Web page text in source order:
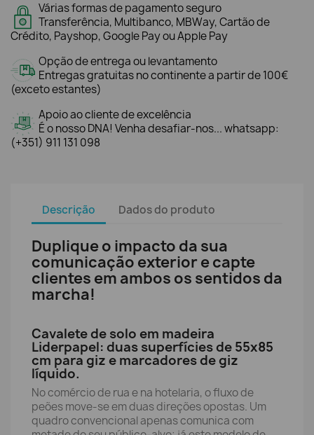
Várias formas de pagamento seguro
Transferência, Multibanco, MBWay, Cartão de
Crédito, Payshop, Google Pay ou Apple Pay
Opção de entrega ou levantamento
Entregas gratuitas no continente a partir de 100€
(exceto estantes)
Apoio ao cliente de excelência
É o nosso DNA! Venha desafiar-nos... whatsapp:
(+351) 911 131 098
Descrição Dados do produto
Duplique o impacto da sua
comunicação exterior e capte
clientes em ambos os sentidos da
marcha!
Cavalete de solo em madeira
Liderpapel: duas superfícies de 55x85
cm para giz e marcadores de giz
líquido.
No comércio de rua e na hotelaria, o fluxo de
peões move-se em duas direções opostas. Um
quadro convencional apenas comunica com